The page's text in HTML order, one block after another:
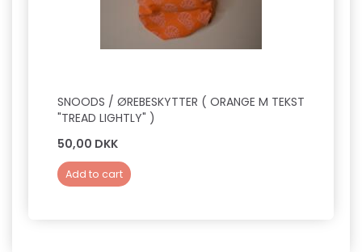
SNOODS / ØREBESKYTTER ( ORANGE M TEKST
"TREAD LIGHTLY" )
50,00 DKK
Add to cart